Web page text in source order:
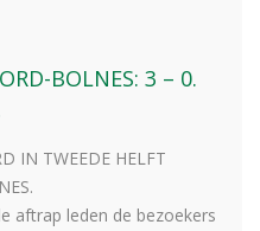
BOLNES: 3 – 0.
IN TWEEDE HELFT
aftrap leden de bezoekers